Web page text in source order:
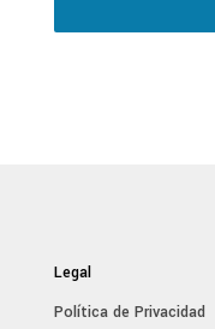
Legal
Política de Privacidad